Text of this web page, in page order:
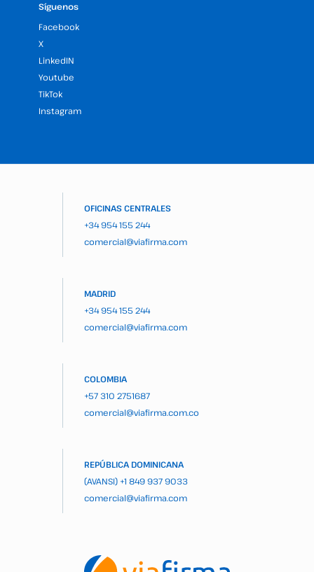
Síguenos
Facebook
X
LinkedIN
Youtube
TikTok
Instagram
OFICINAS CENTRALES
+34 954 155 244
comercial@viafirma.com
MADRID
+34 954 155 244
comercial@viafirma.com
COLOMBIA
+57 310 2751687
comercial@viafirma.com.co
REPÚBLICA DOMINICANA
(AVANSI) +1 849 937 9033
comercial@viafirma.com